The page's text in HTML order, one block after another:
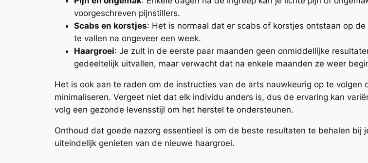
voorgeschreven pijnstillers.
Scabs en korstjes: Het is normaal dat er scabs of korstjes ontstaan op
te vallen na ongeveer een week.
Haargroei: Je zult in de eerste paar maanden geen onmiddellijke
gedeeltelijk uitvallen, maar verwacht dat na enkele maanden ze weer
Het is ook aan te raden om de instructies van de arts nauwkeurig op te volgen
minimaliseren. Vergeet niet dat elk individu anders is, dus de ervaring kan
volg een gezonde levensstijl om het herstel te ondersteunen.
Onthoud dat goede nazorg essentieel is om de beste resultaten te behalen
uiteindelijk genieten van de nieuwe haargroei.